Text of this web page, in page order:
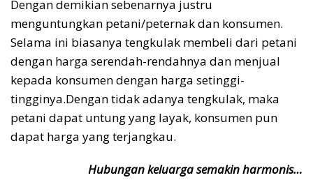
Dengan demikian sebenarnya justru
menguntungkan petani/peternak dan konsumen.
Selama ini biasanya tengkulak membeli dari petani
dengan harga serendah-rendahnya dan menjual
kepada konsumen dengan harga setinggi-
tingginya.Dengan tidak adanya tengkulak, maka
petani dapat untung yang layak, konsumen pun
dapat harga yang terjangkau.
Hubungan keluarga semakin harmonis…